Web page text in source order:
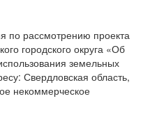
по рассмотрению проекта
городского округа «Об
земельных
Свердловская область,
некоммерческое